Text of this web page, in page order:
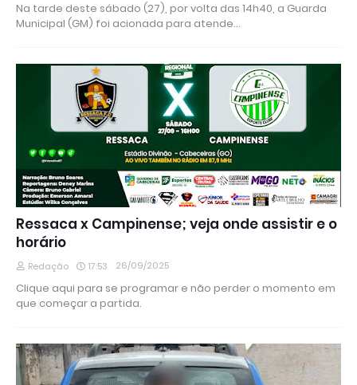
Na tarde deste sábado (27), por volta das 14h40, a Guarda
Municipal (GM) foi acionada para atende…
Ressaca x Campinense; veja onde assistir e o
horário
Redação 17:53 26/09/2025
Clique aqui para se programar e não perder o momento em
que começar a partida.